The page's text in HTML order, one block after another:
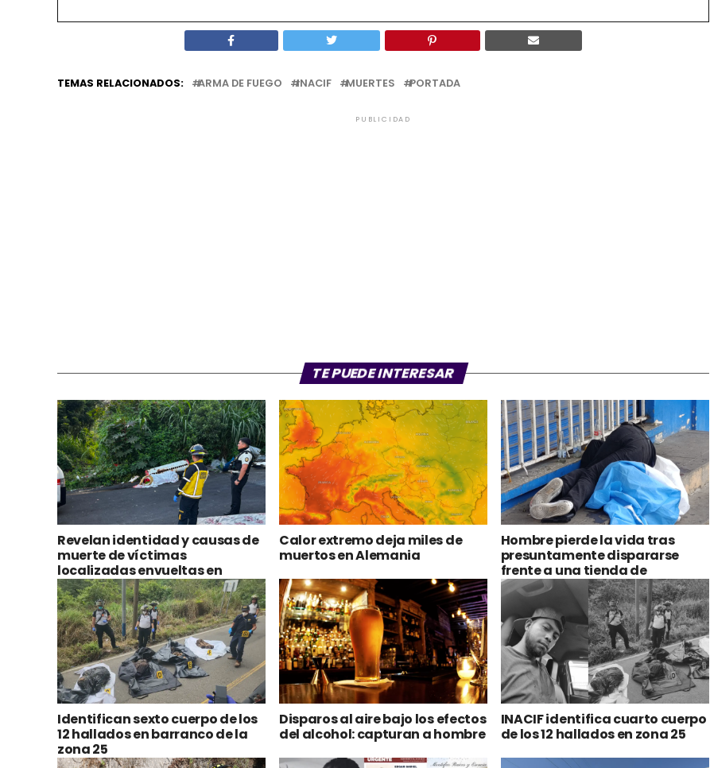
TE PUEDE INTERESAR
Revelan identidad y causas de
muerte de víctimas
localizadas envueltas en
sábanas durante el fin de
semana
Calor extremo deja miles de
muertos en Alemania
Hombre pierde la vida tras
presuntamente dispararse
frente a una tienda de
conveniencia